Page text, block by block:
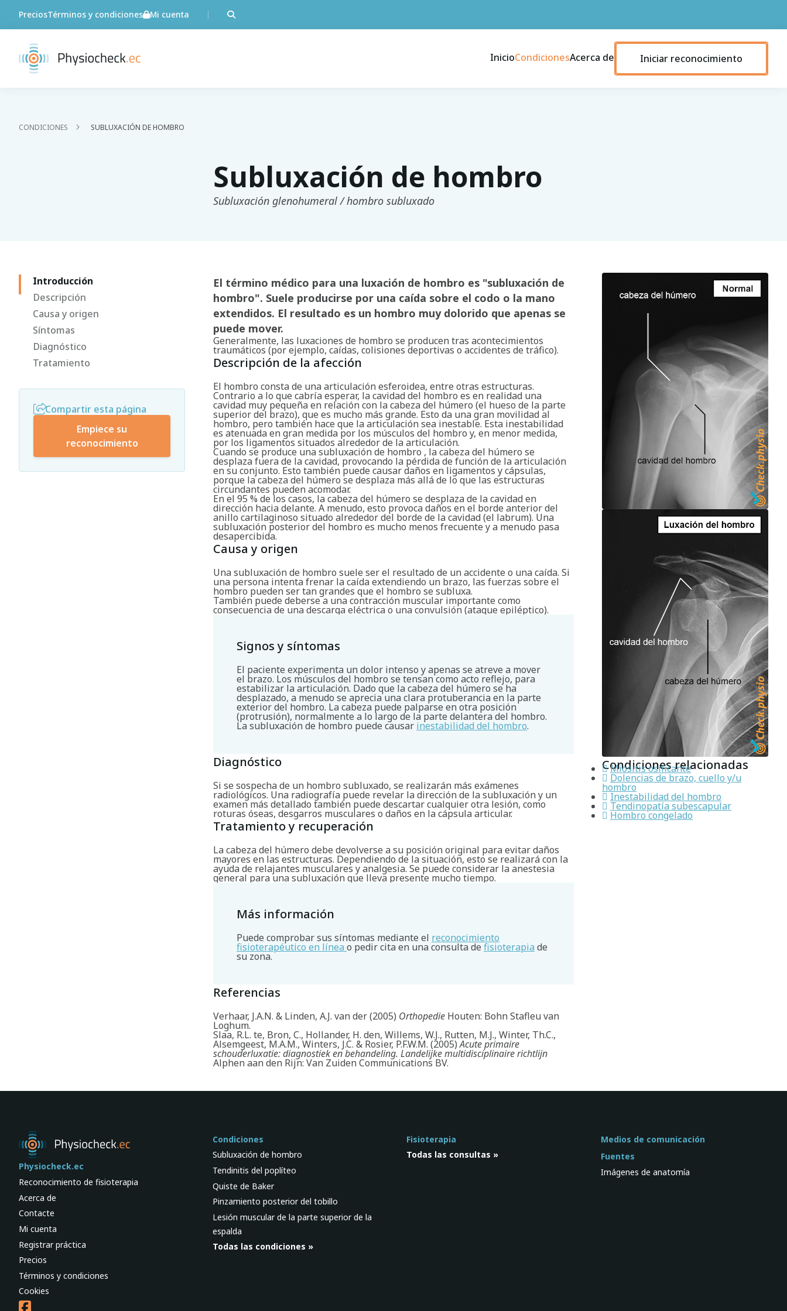
Buscar
PreciosTérminos y condiciones Mi cuenta
InicioCondicionesAcerca de Iniciar reconocimiento
CONDICIONES SUBLUXACIÓN DE HOMBRO
Subluxación de hombro
Subluxación glenohumeral / hombro subluxado
Introducción
Descripción
Causa y origen
Síntomas
Diagnóstico
Tratamiento
Compartir esta página
Empiece su
reconocimiento
El término médico para una luxación de hombro es "subluxación de
hombro". Suele producirse por una caída sobre el codo o la mano
extendidos. El resultado es un hombro muy dolorido que apenas se
puede mover.
Generalmente, las luxaciones de hombro se producen tras acontecimientos
traumáticos (por ejemplo, caídas, colisiones deportivas o accidentes de tráfico).
Descripción de la afección
El hombro consta de una articulación esferoidea, entre otras estructuras.
Contrario a lo que cabría esperar, la cavidad del hombro es en realidad una
cavidad muy pequeña en relación con la cabeza del húmero (el hueso de la parte
superior del brazo), que es mucho más grande. Esto da una gran movilidad al
hombro, pero también hace que la articulación sea inestable. Esta inestabilidad
es atenuada en gran medida por los músculos del hombro y, en menor medida,
por los ligamentos situados alrededor de la articulación.
Cuando se produce una subluxación de hombro , la cabeza del húmero se
desplaza fuera de la cavidad, provocando la pérdida de función de la articulación
en su conjunto. Esto también puede causar daños en ligamentos y cápsulas,
porque la cabeza del húmero se desplaza más allá de lo que las estructuras
circundantes pueden acomodar.
En el 95 % de los casos, la cabeza del húmero se desplaza de la cavidad en
dirección hacia delante. A menudo, esto provoca daños en el borde anterior del
anillo cartilaginoso situado alrededor del borde de la cavidad (el labrum). Una
subluxación posterior del hombro es mucho menos frecuente y a menudo pasa
desapercibida.
Causa y origen
Una subluxación de hombro suele ser el resultado de un accidente o una caída. Si
una persona intenta frenar la caída extendiendo un brazo, las fuerzas sobre el
hombro pueden ser tan grandes que el hombro se subluxa.
También puede deberse a una contracción muscular importante como
consecuencia de una descarga eléctrica o una convulsión (ataque epiléptico).
Signos y síntomas
El paciente experimenta un dolor intenso y apenas se atreve a mover
el brazo. Los músculos del hombro se tensan como acto reflejo, para
estabilizar la articulación. Dado que la cabeza del húmero se ha
desplazado, a menudo se aprecia una clara protuberancia en la parte
exterior del hombro. La cabeza puede palparse en otra posición
(protrusión), normalmente a lo largo de la parte delantera del hombro.
La subluxación de hombro puede causar inestabilidad del hombro.
Diagnóstico
Si se sospecha de un hombro subluxado, se realizarán más exámenes
radiológicos. Una radiografía puede revelar la dirección de la subluxación y un
examen más detallado también puede descartar cualquier otra lesión, como
roturas óseas, desgarros musculares o daños en la cápsula articular.
Tratamiento y recuperación
La cabeza del húmero debe devolverse a su posición original para evitar daños
mayores en las estructuras. Dependiendo de la situación, esto se realizará con la
ayuda de relajantes musculares y analgesia. Se puede considerar la anestesia
general para una subluxación que lleva presente mucho tiempo.
Más información
Puede comprobar sus síntomas mediante el reconocimiento
fisioterapéutico en línea o pedir cita en una consulta de fisioterapia de
su zona.
Referencias
Verhaar, J.A.N. & Linden, A.J. van der (2005) Orthopedie Houten: Bohn Stafleu van
Loghum.
Slaa, R.L. te, Bron, C., Hollander, H. den, Willems, W.J., Rutten, M.J., Winter, Th.C.,
Alsemgeest, M.A.M., Winters, J.C. & Rosier, P.F.W.M. (2005)Acute primaire
schouderluxatie: diagnostiek en behandeling. Landelijke multidisciplinaire richtlijn
Alphen aan den Rijn: Van Zuiden Communications BV.
Condiciones relacionadas
Miositis osificante
Dolencias de brazo, cuello y/u
hombro
Inestabilidad del hombro
Tendinopatía subescapular
Hombro congelado
Physiocheck.ec
Reconocimiento de fisioterapia
Acerca de
Contacte
Mi cuenta
Registrar práctica
Precios
Términos y condiciones
Cookies
Condiciones
Subluxación de hombro
Tendinitis del poplíteo
Quiste de Baker
Pinzamiento posterior del tobillo
Lesión muscular de la parte superior de la
espalda
Todas las condiciones »
Fisioterapia
Todas las consultas »
Medios de comunicación
Fuentes
Imágenes de anatomía